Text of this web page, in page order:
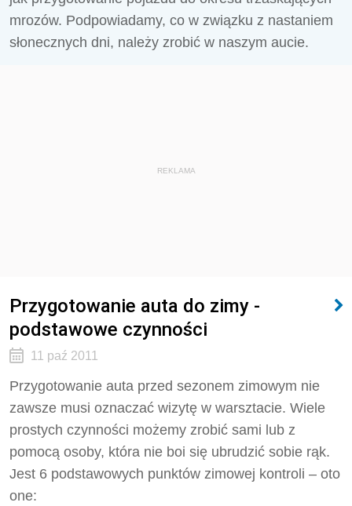
mrozów. Podpowiadamy, co w związku z nastaniem
słonecznych dni, należy zrobić w naszym aucie.
REKLAMA
Przygotowanie auta do zimy -
podstawowe czynności
11 paź 2011
Przygotowanie auta przed sezonem zimowym nie
zawsze musi oznaczać wizytę w warsztacie. Wiele
prostych czynności możemy zrobić sami lub z
pomocą osoby, która nie boi się ubrudzić sobie rąk.
Jest 6 podstawowych punktów zimowej kontroli – oto
one: